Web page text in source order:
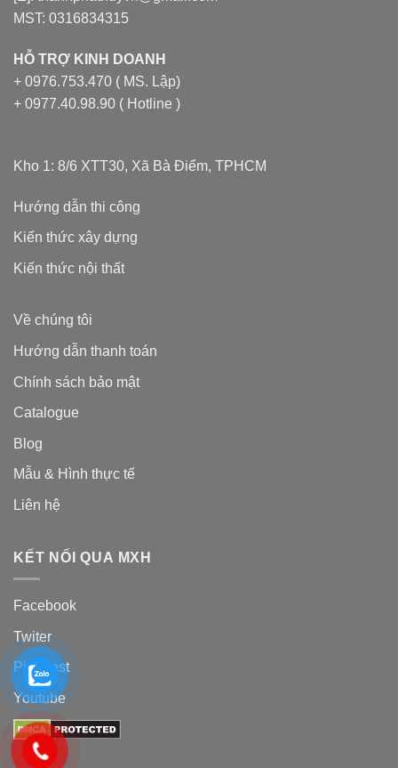
MST: 0316834315
HỖ TRỢ KINH DOANH
+ 0976.753.470 ( MS. Lập)
+ 0977.40.98.90 ( Hotline )
Kho 1: 8/6 XTT30, Xã Bà Điểm, TPHCM
Hướng dẫn thi công
Kiến thức xây dựng
Kiến thức nội thất
Về chúng tôi
Hướng dẫn thanh toán
Chính sách bảo mật
Catalogue
Blog
Mẫu & Hình thực tế
Liên hệ
KẾT NỐI QUA MXH
Facebook
Twiter
Pinterest
Youtube